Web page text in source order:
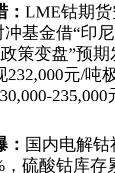
LME钴期
冲基金借“印
策变盘”预
232,000元/吨
国内电解
，硫酸钴库存